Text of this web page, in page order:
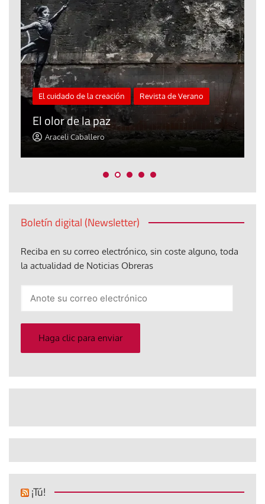
El cuidado de la creación Revista de Verano
El olor de la paz
Araceli Caballero
Boletín digital (Newsletter)
Reciba en su correo electrónico, sin coste alguno, toda
la actualidad de Noticias Obreras
electrónico
Haga clic para enviar
¡Tú!